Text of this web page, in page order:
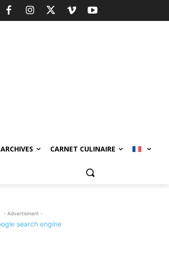
ARCHIVES CARNET CULINAIRE
- Advertisment -